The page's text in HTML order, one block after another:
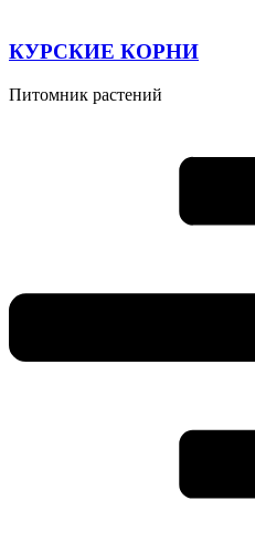
КУРСКИЕ КОРНИ
Питомник растений